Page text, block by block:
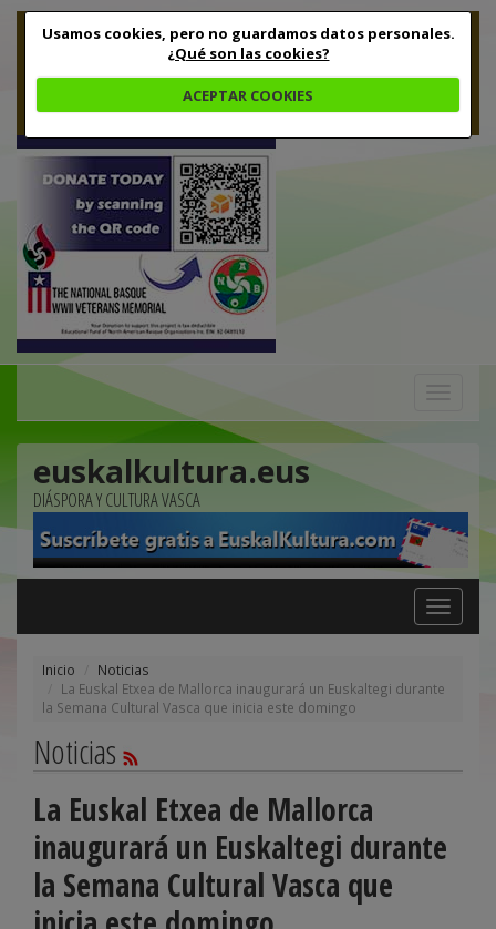
Usamos cookies, pero no guardamos datos personales.
¿Qué son las cookies?
ACEPTAR COOKIES
euskalkultura.eus
DIÁSPORA Y CULTURA VASCA
Toggle
navigation
Inicio
Noticias
La Euskal Etxea de Mallorca inaugurará un Euskaltegi durante
la Semana Cultural Vasca que inicia este domingo
Noticias
La Euskal Etxea de Mallorca
inaugurará un Euskaltegi durante
la Semana Cultural Vasca que